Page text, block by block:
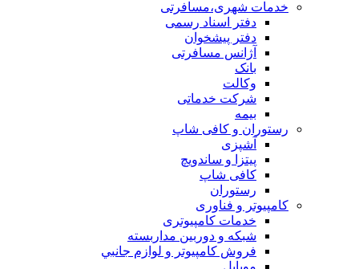
خدمات شهری،مسافرتی
دفتر اسناد رسمی
دفتر پیشخوان
آژانس مسافرتی
بانک
وکالت
شرکت خدماتی
بيمه
رستوران و کافی شاپ
آشپزی
پیتزا و ساندویچ
کافی شاپ
رستوران
کامپیوتر و فناوری
خدمات کامپیوتری
شبكه و دوربين مداربسته
فروش كامپيوتر و لوازم جانبي
موبایل